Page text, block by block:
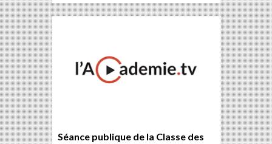
Séance publique de la Classe des